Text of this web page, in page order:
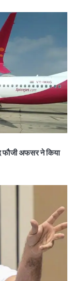
फौजी अफसर ने किया